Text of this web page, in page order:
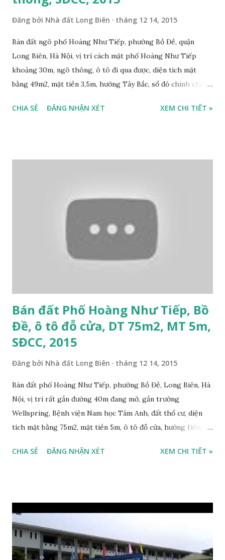
Đăng bởi Nhà đất Long Biên tháng 12 14, 2015
Bán đất ngõ phố Hoàng Như Tiếp, phường Bồ Đề, quận
Long Biên, Hà Nội, vị trí cách mặt phố Hoàng Như Tiếp
khoảng 30m, ngõ thông, ô tô đi qua được, diện tích mặt
bằng 49m2, mặt tiền 3,5m, hướng Tây Bắc, sổ đỏ chính chủ,
trung gian & Quảng cáo trực tuyến Phố Hoàng Như Tiếp, Bồ
CHIA SẺ ĐĂNG NHẬN XÉT XEM CHI TIẾT »
Bán đất Phố Hoàng Như Tiếp, Bồ
Đề, ô tô đỗ cửa, DT 75m2, MT 5m,
SĐCC, 2015
Đăng bởi Nhà đất Long Biên tháng 12 14, 2015
Bán đất phố Hoàng Như Tiếp, phường Bồ Đề, Long Biên, Hà
Nội, vị trí rất gần đường 40m đang mở, gần trường
Wellspring, Bệnh viện Nam học Tâm Anh, đất thổ cư, diện
tích mặt bằng 75m2, mặt tiền 5m, ô tô đỗ cửa, hướng Đông
chí mua. Liên hệ: 0984999007 - 0915383393. Miễn trung
Mùa xuân - Wellspring, Số 95 Ái Mộ, Bồ Đề, 2015:
CHIA SẺ ĐĂNG NHẬN XÉT XEM CHI TIẾT »